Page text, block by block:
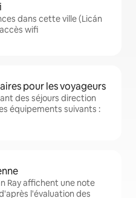
dans cette ville (Licán
wifi
pour les voyageurs
des séjours direction
équipements suivants :
Ray affichent une note
l'évaluation des